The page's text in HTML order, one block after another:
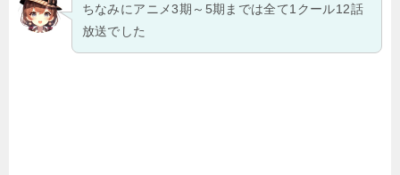
ちなみにアニメ3期～5期までは全て1クール12話
放送でした